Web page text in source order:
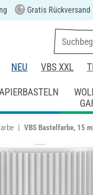
Gratis Rückversand
NEU VBS XXL
VBS Bastelfarbe, 15 ml